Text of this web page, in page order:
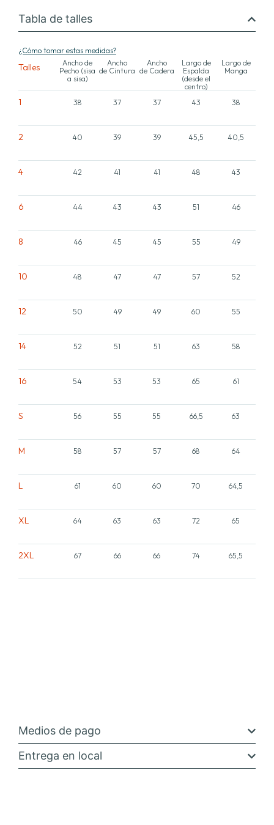
Tabla de talles
¿Cómo tomar estas medidas?
Talles
Ancho de
Pecho (sisa
a sisa)
Ancho
de Cintura
Ancho
de Cadera
Largo de
Espalda
(desde el
centro)
Largo de
Manga
1 38 37 37 43 38
2 40 39 39 45,5 40,5
4 42 41 41 48 43
6 44 43 43 51 46
8 46 45 45 55 49
10 48 47 47 57 52
12 50 49 49 60 55
14 52 51 51 63 58
16 54 53 53 65 61
S 56 55 55 66,5 63
M 58 57 57 68 64
L 61 60 60 70 64,5
XL 64 63 63 72 65
2XL 67 66 66 74 65,5
Medios de pago
Entrega en local